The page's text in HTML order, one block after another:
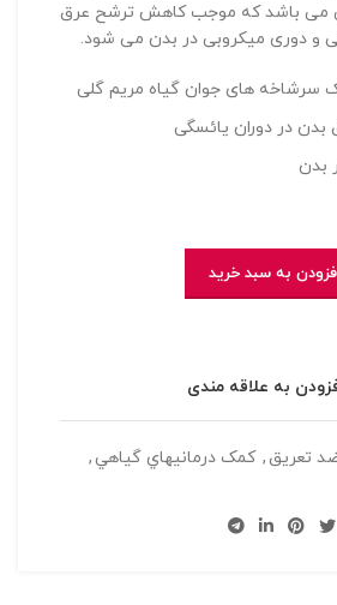
می باشد که موجب کاهش ترشح عرق
و دوری میکروبی در بدن می شود.
سرشاخه های جوان گیاه مریم گلی
در دوران یائسگی
بدن
به سبد خرید
به علاقه مندی
تعریق, کمک درمانيهاي گياهي ,